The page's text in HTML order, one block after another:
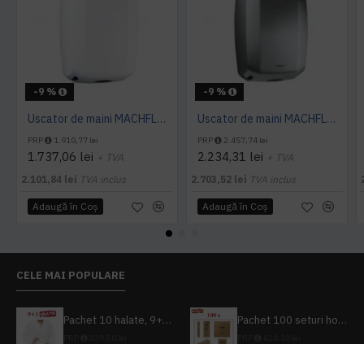
-9 %
Uscator de maini MACHFLOW, gama Eco, actionare cu senzor, Mediclinics
PRP 1.910,77 lei
1.737,06 lei + TVA
2.101,84 lei TVA inclus
Adaugă în Coş
-9 %
Uscator de maini MACHFLOW, actionare cu senzor, gama ECO, Mediclinics
PRP 2.457,74 lei
2.234,31 lei + TVA
2.703,52 lei TVA inclus
Adaugă în Coş
CELE MAI POPULARE
Pachet 10 halate, 9+1 gratuit Pachet 100 seturi hoteliere, set dentar, set barbierit, casca de dus, pila unghii, set cusut